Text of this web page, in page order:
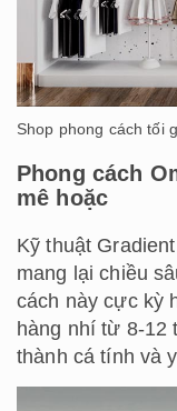
Shop phong cách tối
Phong cách
mê hoặc
Kỹ thuật
mang lại chiều
cách này cực kỳ
hàng nhí từ 8-12
thành cá tính và